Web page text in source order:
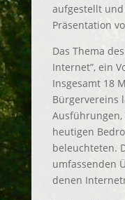
aufgestellt
Präsentation
Das Thema
Internet”, ein
Insgesamt 18
Bürgervereins
heutigen
beleuchteten.
umfassenden
denen